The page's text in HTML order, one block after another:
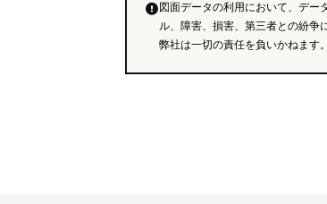
図面データの利用において、デー
ル、障害、損害、第三者との紛争
弊社は一切の責任を負いかねます。